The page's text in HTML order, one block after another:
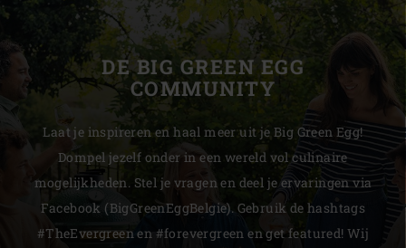
DE BIG GREEN EGG
COMMUNITY
Laat je inspireren en haal meer uit je Big Green Egg!
Dompel jezelf onder in een wereld vol culinaire
mogelijkheden. Stel je vragen en deel je ervaringen via
Facebook (BigGreenEggBelgie). Gebruik de hashtags
#TheEvergreen en #forevergreen en get featured! Wij